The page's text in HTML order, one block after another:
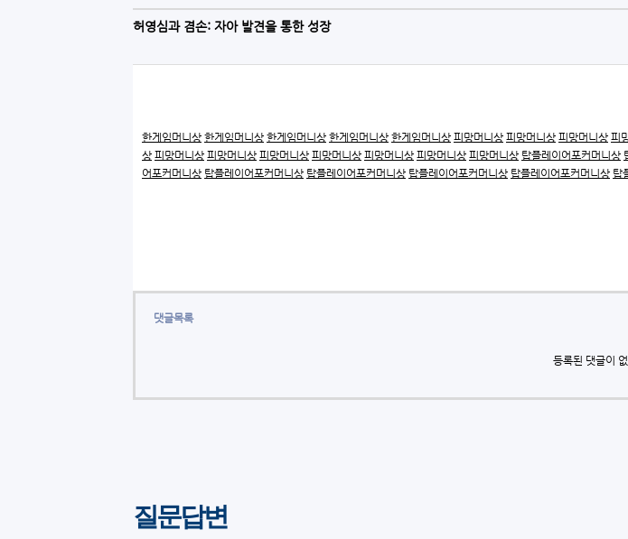
허영심과 겸손: 자아 발견을 통한 성장
한게임머니상 한게임머니상 한게임머니상 한게임머니상 한게임머니상 피망머니상 피망머니상 피망머니상 피
상 피망머니상 피망머니상 피망머니상 피망머니상 피망머니상 피망머니상 피망머니상 탑플레이어포커머니상
어포커머니상 탑플레이어포커머니상 탑플레이어포커머니상 탑플레이어포커머니상 탑플레이어포커머니상 탑
댓글목록
등록된 댓글이
질문답변